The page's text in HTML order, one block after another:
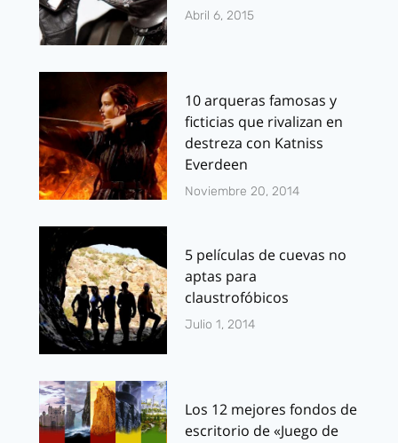
Abril 6, 2015
10 arqueras famosas y
ficticias que rivalizan en
destreza con Katniss
Everdeen
Noviembre 20, 2014
5 películas de cuevas no
aptas para
claustrofóbicos
Julio 1, 2014
Los 12 mejores fondos de
escritorio de «Juego de